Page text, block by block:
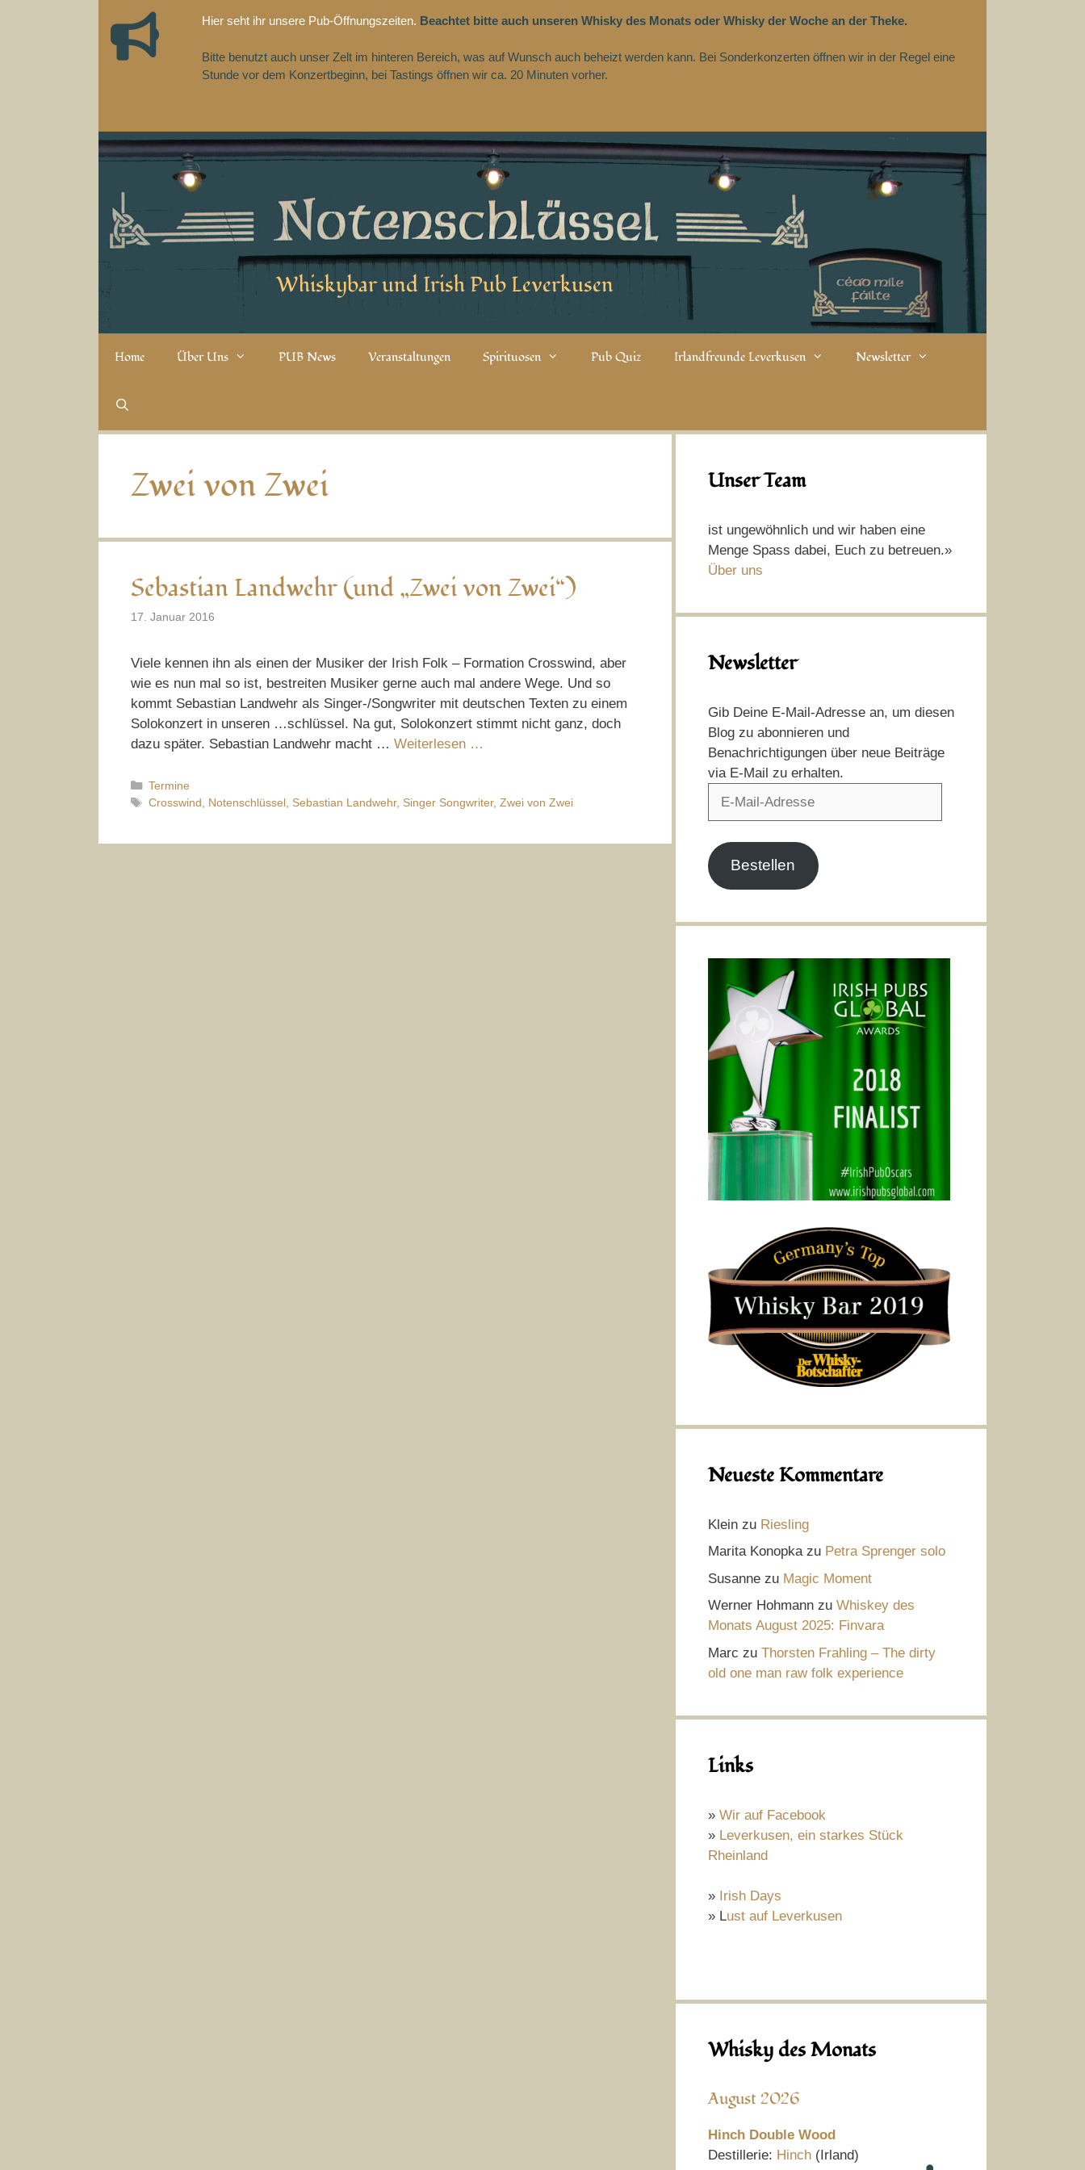
Hier seht ihr unsere Pub-Öffnungszeiten. Beachtet bitte auch unseren Whisky des Monats oder Whisky der Woche an der Theke.
Bitte benutzt auch unser Zelt im hinteren Bereich, was auf Wunsch auch beheizt werden kann. Bei Sonderkonzerten öffnen wir in der Regel eine
Stunde vor dem Konzertbeginn, bei Tastings öffnen wir ca. 20 Minuten vorher.
Whiskybar und Irish Pub Leverkusen
Home Über Uns PUB News Veranstaltungen Spirituosen Pub Quiz Irlandfreunde Leverkusen Newsletter
Zwei von Zwei
Sebastian Landwehr (und „Zwei von Zwei“)
17. Januar 2016
Viele kennen ihn als einen der Musiker der Irish Folk – Formation Crosswind, aber
wie es nun mal so ist, bestreiten Musiker gerne auch mal andere Wege. Und so
kommt Sebastian Landwehr als Singer-/Songwriter mit deutschen Texten zu einem
Solokonzert in unseren …schlüssel. Na gut, Solokonzert stimmt nicht ganz, doch
dazu später. Sebastian Landwehr macht … Weiterlesen …
Kategorien
Termine
Schlagwörter
Crosswind Notenschlüssel, Sebastian Landwehr, Singer Songwriter, Zwei von Zwei
Unser Team
ist ungewöhnlich und wir haben eine
Menge Spass dabei, Euch zu betreuen.»
Über uns
Newsletter
Gib Deine E-Mail-Adresse an, um diesen
Blog zu abonnieren und
Benachrichtigungen über neue Beiträge
via E-Mail zu erhalten.
Bestellen
Neueste Kommentare
Klein zu Riesling
Marita Konopkazu Petra Sprenger solo
Susanne zu Magic Moment
Werner Hohmann zu Whiskey des
Monats August 2025: Finvara
Marc zu Thorsten Frahling – The dirty
old one man raw folk experience
Links
» Wir auf Facebook
» Leverkusen, ein starkes Stück
Rheinland
» Irish Days
» Lust auf Leverkusen
Whisky des Monats
August 2026
Hinch Double Wood
Destillerie: Hinch (Irland)